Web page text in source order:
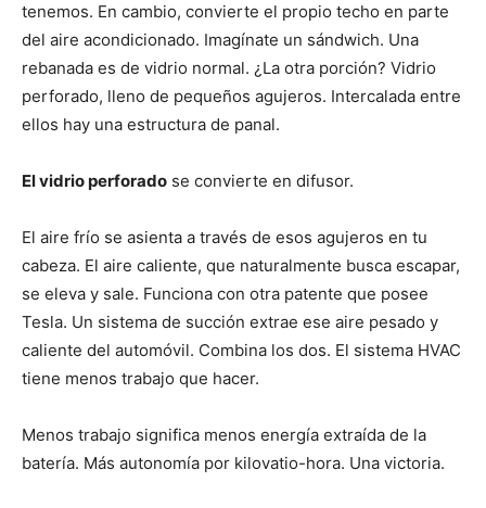
tenemos. En cambio, convierte el propio techo en parte
del aire acondicionado. Imagínate un sándwich. Una
rebanada es de vidrio normal. ¿La otra porción? Vidrio
perforado, lleno de pequeños agujeros. Intercalada entre
ellos hay una estructura de panal.
El vidrio perforado se convierte en difusor.
El aire frío se asienta a través de esos agujeros en tu
cabeza. El aire caliente, que naturalmente busca escapar,
se eleva y sale. Funciona con otra patente que posee
Tesla. Un sistema de succión extrae ese aire pesado y
caliente del automóvil. Combina los dos. El sistema HVAC
tiene menos trabajo que hacer.
Menos trabajo significa menos energía extraída de la
batería. Más autonomía por kilovatio-hora. Una victoria.